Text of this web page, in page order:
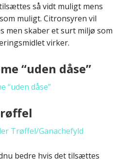
så vidt muligt mens
muligt. Citronsyren vil
men skaber et surt miljø som
virker.
“uden dåse”
“uden dåse”
Trøffel/Ganachefyld
bedre hvis det tilsættes